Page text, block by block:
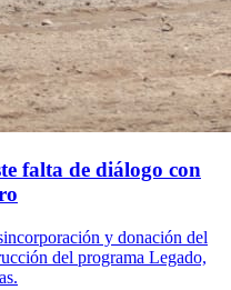
falta de diálogo con
y donación del
del programa Legado,